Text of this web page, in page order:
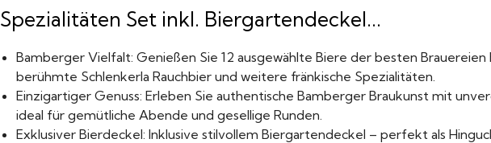
Spezialitäten Set inkl. Biergartendeckel...
Bamberger Vielfalt: Genießen Sie 12 ausgewählte Biere der besten Brauereien
berühmte Schlenkerla Rauchbier und weitere fränkische Spezialitäten.
Einzigartiger Genuss: Erleben Sie authentische Bamberger Braukunst mit
ideal für gemütliche Abende und gesellige Runden.
Exklusiver Bierdeckel: Inklusive stilvollem Biergartendeckel – perfekt als